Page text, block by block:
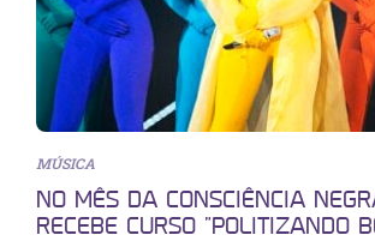
MÚSICA
NO MÊS DA CONSCIÊNCIA
RECEBE CURSO “POLITIZANDO